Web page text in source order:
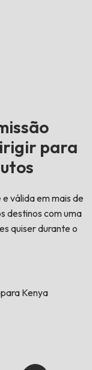
para
válida em mais de
destinos com uma
quiser durante o
Kenya